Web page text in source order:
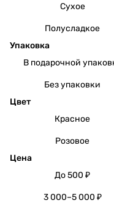
Сухое
Полусладкое
Упаковка
В подарочной
Без упаковки
Цвет
Красное
Розовое
Цена
До 500 ₽
3 000–5 000 ₽